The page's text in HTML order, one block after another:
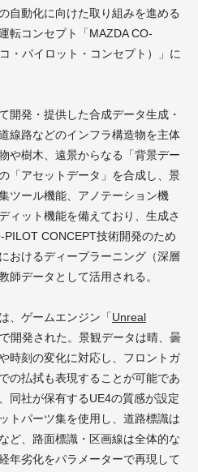
自動化に向けた取り組みを進める
転コンセプト「MAZDA CO-
・パイロット・コンセプト）」に
開発・提供した合成データ生成・
線路などのインフラ構造物を主体
や樹木、遠景からなる「背景デー
「アセットデータ」を合成し、景
ツール機能、アノテーション機
ィット機能を備えており、生成さ
CONCEPT技術開発のため
おけるディープラーニング（深層
師データとして活用される。
、ゲームエンジン「Unreal
開発された。景観データは晴、曇
時刻の変化に対応し、フロントガ
の払拭も表現することが可能であ
同社が保有するUE4の質感が設定
トパーツ集を使用し、道路標識は
ど、路面標識・区画線は全体的な
年劣化をパラメーターで再現して